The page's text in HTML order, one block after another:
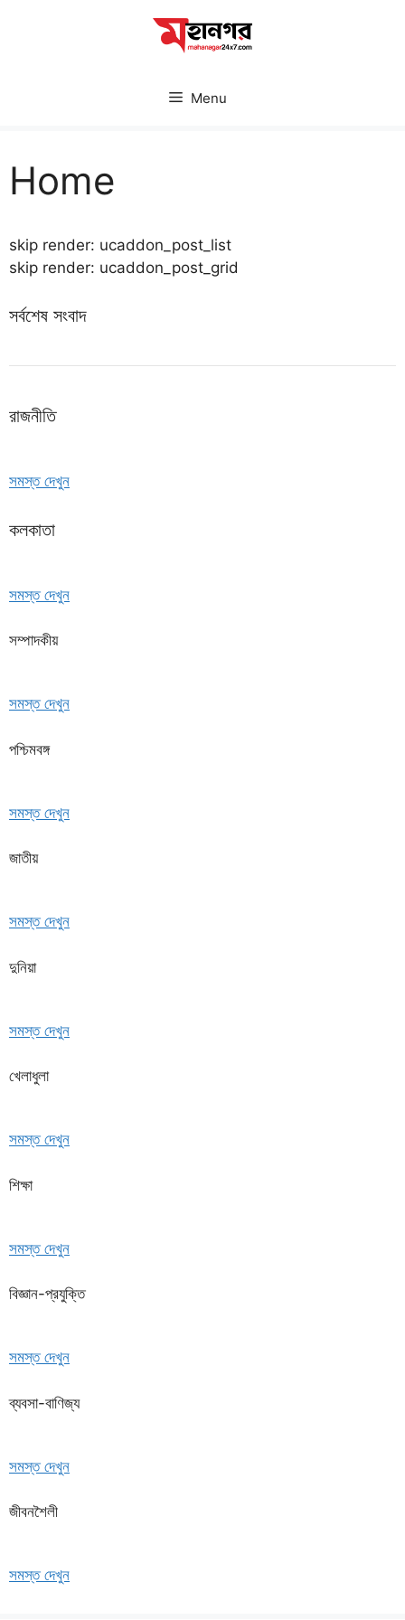
Menu
Home
skip render: ucaddon_post_list
skip render: ucaddon_post_grid
সর্বশেষ সংবাদ
রাজনীতি
সমস্ত দেখুন
কলকাতা
সমস্ত দেখুন
সম্পাদকীয়
সমস্ত দেখুন
পশ্চিমবঙ্গ
সমস্ত দেখুন
জাতীয়
সমস্ত দেখুন
দুনিয়া
সমস্ত দেখুন
খেলাধুলা
সমস্ত দেখুন
শিক্ষা
সমস্ত দেখুন
বিজ্ঞান-প্রযুক্তি
সমস্ত দেখুন
ব্যবসা-বাণিজ্য
সমস্ত দেখুন
জীবনশৈলী
সমস্ত দেখুন